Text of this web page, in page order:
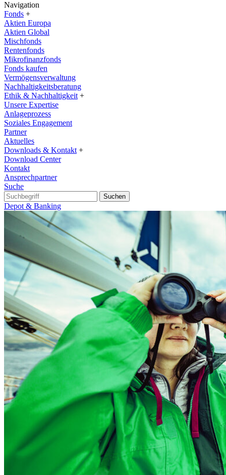
Navigation
Fonds +
Aktien Europa
Aktien Global
Mischfonds
Rentenfonds
Mikrofinanzfonds
Fonds kaufen
Vermögensverwaltung
Nachhaltigkeitsberatung
Ethik & Nachhaltigkeit +
Unsere Expertise
Anlageprozess
Soziales Engagement
Partner
Aktuelles
Downloads & Kontakt +
Download Center
Kontakt
Ansprechpartner
Suche
Suchen
Depot & Banking